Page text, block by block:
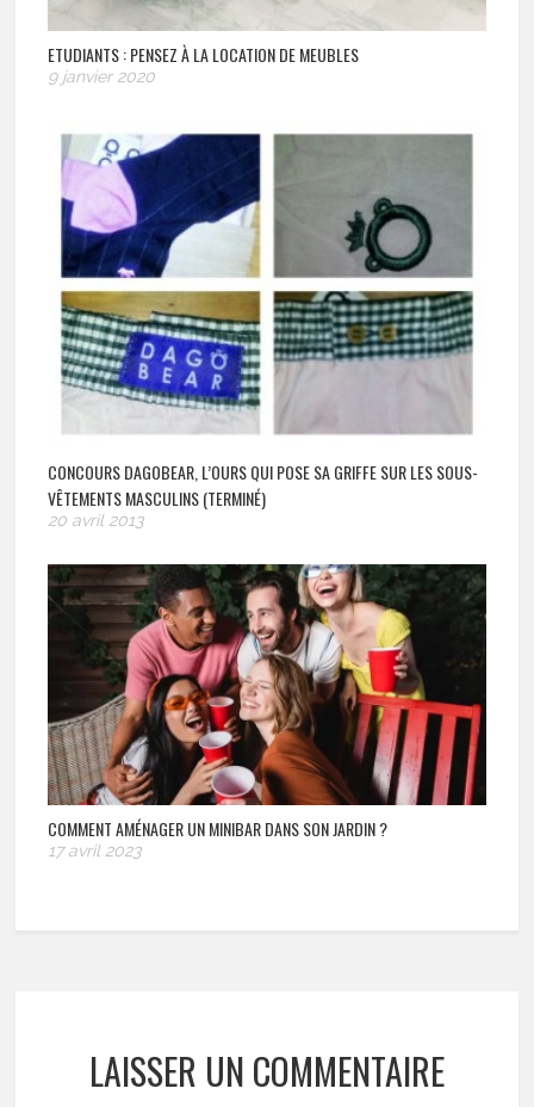
ETUDIANTS : PENSEZ À LA LOCATION DE MEUBLES
9 janvier 2020
CONCOURS DAGOBEAR, L’OURS QUI POSE SA GRIFFE SUR LES SOUS-
VÊTEMENTS MASCULINS (TERMINÉ)
20 avril 2013
COMMENT AMÉNAGER UN MINIBAR DANS SON JARDIN ?
17 avril 2023
LAISSER UN COMMENTAIRE